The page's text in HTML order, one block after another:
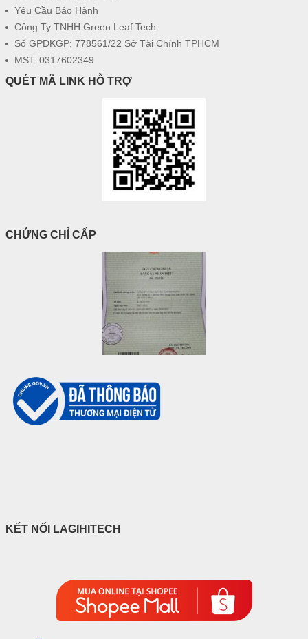
Yêu Cầu Bảo Hành
Công Ty TNHH Green Leaf Tech
Số GPĐKGP: 778561/22 Sở Tài Chính TPHCM
MST: 0317602349
QUÉT MÃ LINK HỖ TRỢ
CHỨNG CHỈ CẤP
KẾT NỐI LAGIHITECH